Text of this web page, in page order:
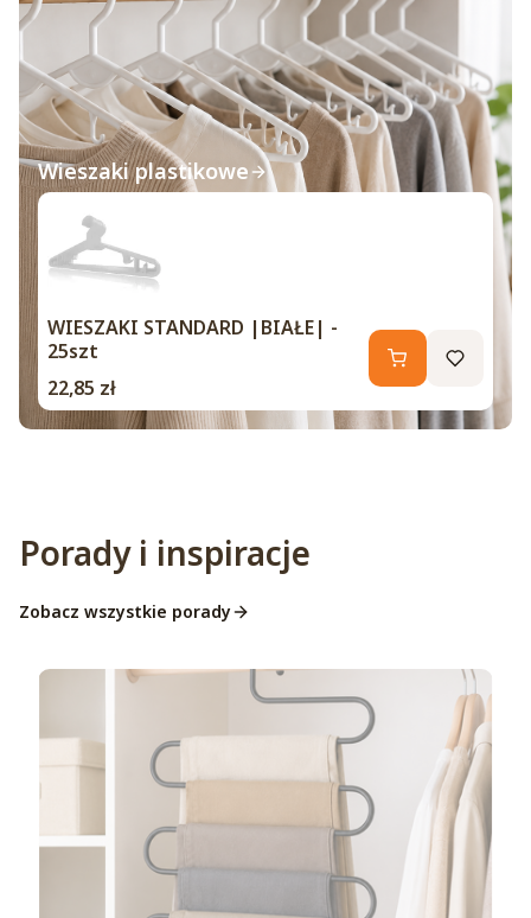
Wieszaki plastikowe
WIESZAKI STANDARD |BIAŁE| -
25szt
Cena
22,85 zł
Porady i inspiracje
Zobacz wszystkie porady